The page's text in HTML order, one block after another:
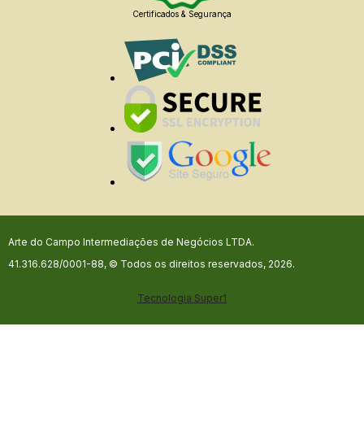
Certificados & Segurança
Arte do Campo Intermediações de Negócios LTDA.
41.316.628/0001-88, © Todos os direitos reservados, 2026.
Tecnologia Super1